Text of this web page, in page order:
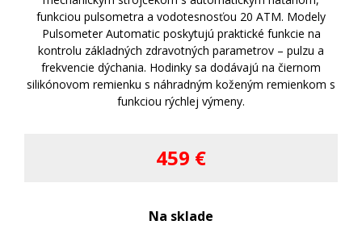
funkciou pulsometra a vodotesnosťou 20 ATM. Modely
Pulsometer Automatic poskytujú praktické funkcie na
kontrolu základných zdravotných parametrov – pulzu a
frekvencie dýchania. Hodinky sa dodávajú na čiernom
silikónovom remienku s náhradným koženým remienkom s
funkciou rýchlej výmeny.
459 €
Na sklade